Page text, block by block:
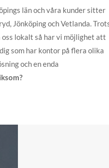
län och våra kunder sitter
Jönköping och Vetlanda.
lokalt så har vi möjlighet att
som har kontor på flera olika
och en enda